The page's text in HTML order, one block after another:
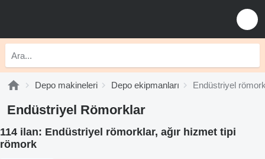
Depo makineleri Depo ekipmanları Endüstriyel
Endüstriyel Römorklar
114 ilan: Endüstriyel römorklar, ağır hizmet tipi
römork